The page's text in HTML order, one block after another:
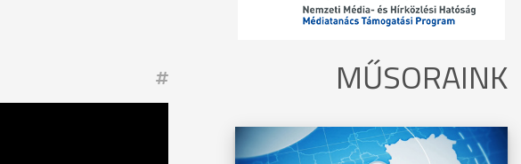
MŰSORAINK